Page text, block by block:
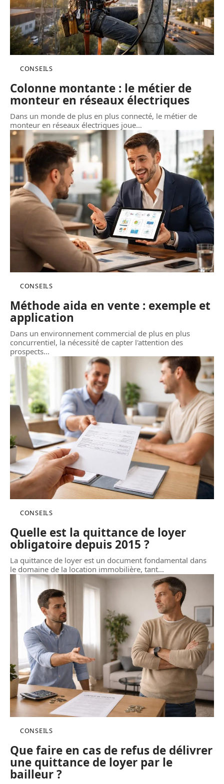
CONSEILS
Colonne montante : le métier de
monteur en réseaux électriques
Dans un monde de plus en plus connecté, le métier de
monteur en réseaux électriques joue…
CONSEILS
Méthode aida en vente : exemple et
application
Dans un environnement commercial de plus en plus
concurrentiel, la nécessité de capter l'attention des
prospects…
CONSEILS
Quelle est la quittance de loyer
obligatoire depuis 2015 ?
La quittance de loyer est un document fondamental dans
le domaine de la location immobilière, tant…
CONSEILS
Que faire en cas de refus de délivrer
une quittance de loyer par le
bailleur ?